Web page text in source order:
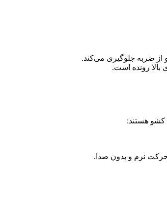
ضربه جلوگیری می‌کند.
رونده است.
کشو هستند:
حرکت نرم و بدون صدا.